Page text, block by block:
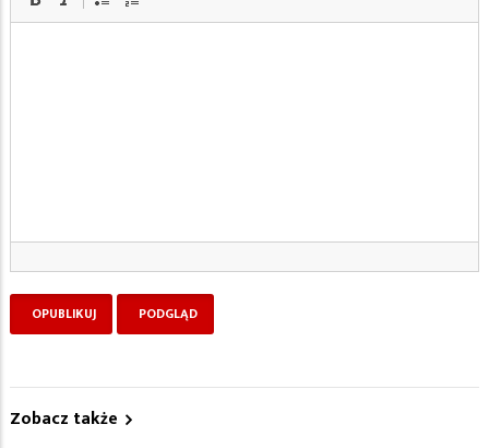
Zobacz także